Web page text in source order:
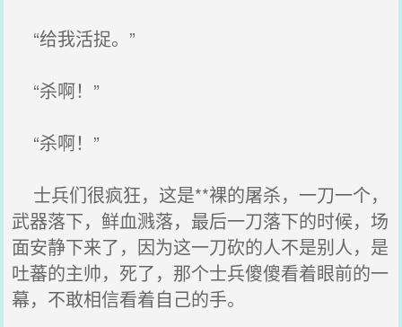
“给我活捉。”
“杀啊！”
“杀啊！”
士兵们很疯狂，这是**裸的屠杀，一刀一个，
武器落下，鲜血溅落，最后一刀落下的时候，场
面安静下来了，因为这一刀砍的人不是别人，是
吐蕃的主帅，死了，那个士兵傻傻看着眼前的一
幕，不敢相信看着自己的手。